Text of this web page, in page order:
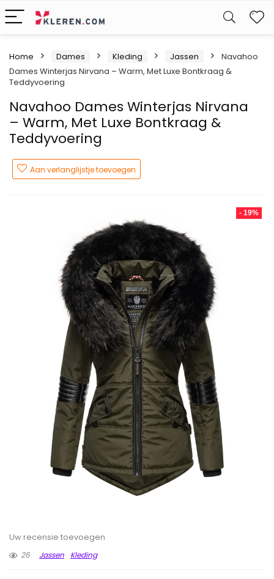
Home Dames Kleding Jassen
Navahoo
Dames Winterjas Nirvana – Warm, Met Luxe Bontkraag &
Teddyvoering
Navahoo Dames Winterjas Nirvana
– Warm, Met Luxe Bontkraag &
Teddyvoering
Aan verlanglijstje toevoegen
- 19%
Uw recensie toevoegen
26
Jassen Kleding